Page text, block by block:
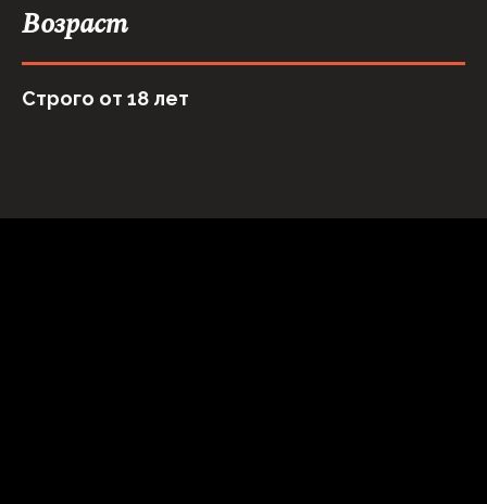
Возраст
Строго от 18 лет